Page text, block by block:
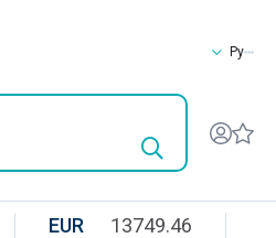
Ру
EUR 13749.46